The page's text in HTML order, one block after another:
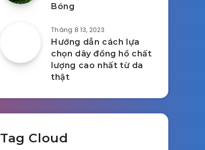
Bóng
Tháng 8 13, 2023
Hướng dẫn cách lựa
chọn dây đồng hồ chất
lượng cao nhất từ da
thật
Tag Cloud